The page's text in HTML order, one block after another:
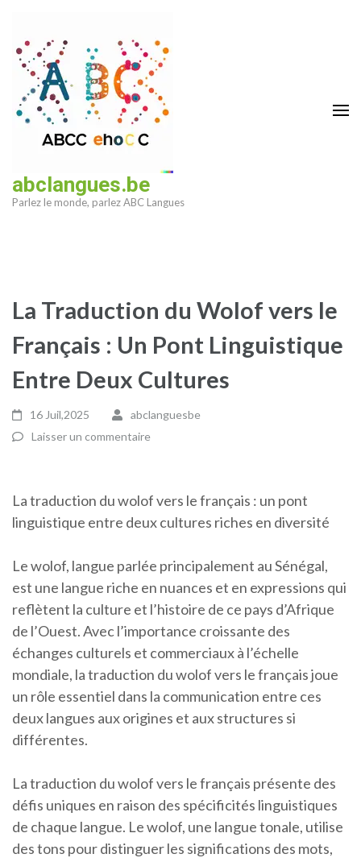
contenu
(Pressez
Entrée)
abclangues.be
Parlez le monde, parlez ABC Langues
La Traduction du Wolof vers le
Français : Un Pont Linguistique
Entre Deux Cultures
16 Juil,2025
abclanguesbe
Laisser un commentaire
La traduction du wolof vers le français : un pont
linguistique entre deux cultures riches en diversité
Le wolof, langue parlée principalement au Sénégal,
est une langue riche en nuances et en expressions qui
reflètent la culture et l’histoire de ce pays d’Afrique
de l’Ouest. Avec l’importance croissante des
échanges culturels et commerciaux à l’échelle
mondiale, la traduction du wolof vers le français joue
un rôle essentiel dans la communication entre ces
deux langues aux origines et aux structures si
différentes.
La traduction du wolof vers le français présente des
défis uniques en raison des spécificités linguistiques
de chaque langue. Le wolof, une langue tonale, utilise
des tons pour distinguer les significations des mots,